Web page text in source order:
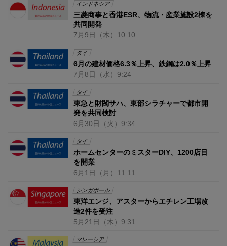
インドネシア
三菱商事と香港ESR、物流・産業施設2棟を
共同開発
7月9日 （木） 10:10
タイ
6月の建材価格6.3％上昇、鉄鋼は2.0％上昇
7月8日 （水） 9:24
タイ
東急と財閥サハ、東部シラチャーで都市開
発を共同検討
6月30日 （火） 9:34
タイ
ホームセンターのミスターDIY、1200店目
を開業
6月1日 （月） 11:11
シンガポール
東洋エンジ、アスターからエチレン工場改
造2件を受注
5月21日 （木） 9:31
マレーシア